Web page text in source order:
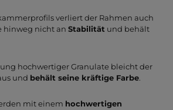
verliert der Rahmen auch
hinweg nicht an Stabilitätund behält
hochwertiger Granulate bleicht der
und behält seine kräftige Farbe.
mit einem hochwertigen